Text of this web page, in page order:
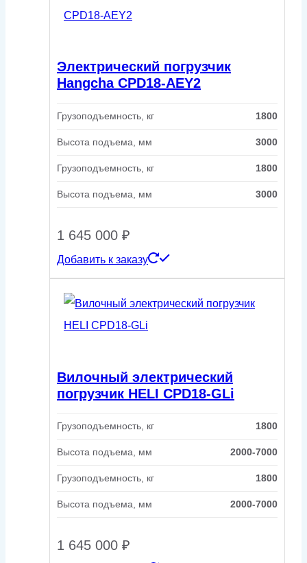
Электрический погрузчик
Hangcha CPD18-AEY2
Грузоподъемность, кг 1800
Высота подъема, мм 3000
Грузоподъемность, кг 1800
Высота подъема, мм 3000
1 645 000 ₽
Добавить к заказу
Вилочный электрический
погрузчик HELI CPD18-GLi
Грузоподъемность, кг 1800
Высота подъема, мм 2000-7000
Грузоподъемность, кг 1800
Высота подъема, мм 2000-7000
1 645 000 ₽